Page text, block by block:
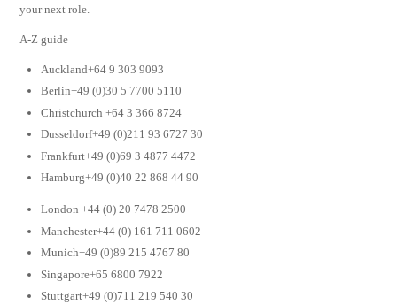
your next role.
A-Z guide
Auckland+64 9 303 9093
Berlin+49 (0)30 5 7700 5110
Christchurch +64 3 366 8724
Dusseldorf+49 (0)211 93 6727 30
Frankfurt+49 (0)69 3 4877 4472
Hamburg+49 (0)40 22 868 44 90
London +44 (0) 20 7478 2500
Manchester+44 (0) 161 711 0602
Munich+49 (0)89 215 4767 80
Singapore+65 6800 7922
Stuttgart+49 (0)711 219 540 30